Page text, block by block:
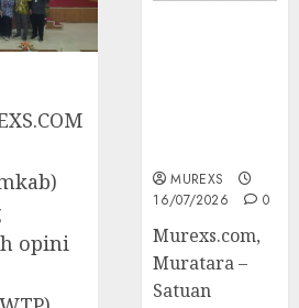
opini
MUREXS
16/07/2026
0
Murexs.com,
Muratara –
Satuan